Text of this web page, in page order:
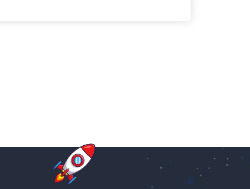
变化，能够有效指导产品开发、营销活动甚至定
略的调整。2. 提升市场预测精准度：结合大数
AI分析利用Google搜索趋势，营销专家不仅仅